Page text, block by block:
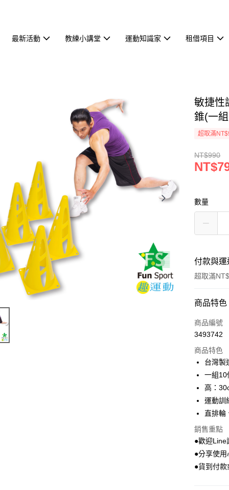
最新活動 教練小講堂 運動知識家 租借項目
敏捷性
錐(一
超取滿
NT$990
數量
付款與運
超取滿
付款方式
信用卡一次
LINE Pay
Apple Pay
街口支付
悠遊付
Google Pay
AFTEE先
相關說明
商品特色
商品編號
3493742
商品特色
台灣製
一組10
高：
運動訓
直排輪
銷售重點
●歡迎Line
●分享使
●貨到付